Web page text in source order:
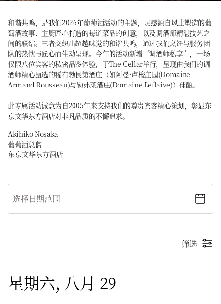
和谐共鸣，是我们2026年葡萄酒活动的主题，灵感源自风土塑造的葡
萄酒故事、主厨匠心打造的每道菜品的创意，以及调酒师精湛技艺之
间的联结。三者交织出超越味觉的和谐共鸣，通过我们烹饪与服务团
队的热忱与匠心而生动呈现。今年的活动新增“调酒师私享”，一场
仅限八位宾客的私密品鉴体验，于The Cellar举行，呈现由我们的调
酒师精心甄选的稀有勃艮第酒庄（如阿曼·卢梭庄园(Domaine
Armand Rousseau)与勒弗莱酒庄(Domaine Leflaive)）佳酿。
此专属活动诚意为自2005年来支持我们的尊贵宾客精心策划，彰显东
京文华东方酒店对非凡品质的不懈追求。
Akihiko Nosaka
葡萄酒总监
东京文华东方酒店
选择日期范围
筛选
星期六, 八月 29